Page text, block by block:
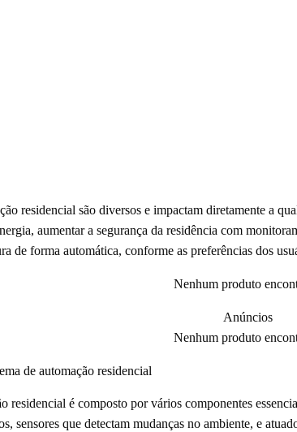
residencial são diversos e impactam diretamente a
aumentar a segurança da residência com
de forma automática, conforme as preferências dos
Nenhum produto
Anúncios
Nenhum produto
de automação residencial
residencial é composto por vários componentes
sensores que detectam mudanças no ambiente, e